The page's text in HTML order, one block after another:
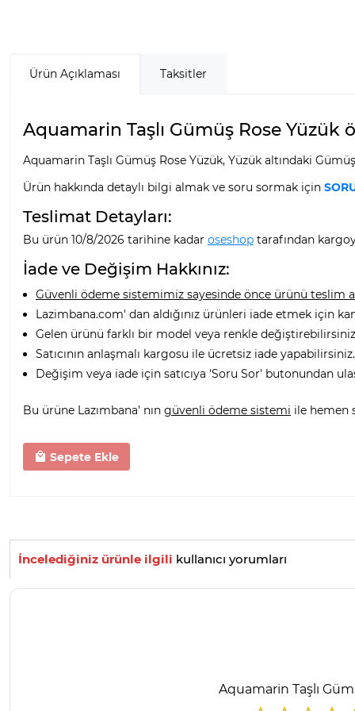
Ürün Açıklaması Taksitler
Aquamarin Taşlı Gümüş Rose Yüzük
Aquamarin Taşlı Gümüş Rose Yüzük, Yüzük altındaki
Ürün hakkında detaylı bilgi almak ve soru sormak için
Teslimat Detayları:
Bu ürün 10/8/2026 tarihine kadar oseshop tarafından
İade ve Değişim Hakkınız:
Güvenli ödeme sistemimiz sayesinde önce ürünü teslim
Lazimbana.com' dan aldığınız ürünleri iade etmek için
Gelen ürünü farklı bir model veya renkle
Satıcının anlaşmalı kargosu ile ücretsiz iade yapabilirsiniz.
Değişim veya iade için satıcıya 'Soru Sor' butonundan
Bu ürüne Lazımbana' nın güvenli ödeme sistemi ile hemen
Sepete Ekle
İncelediğiniz ürünle ilgili kullanıcı yorumları
Aquamarin Taşlı